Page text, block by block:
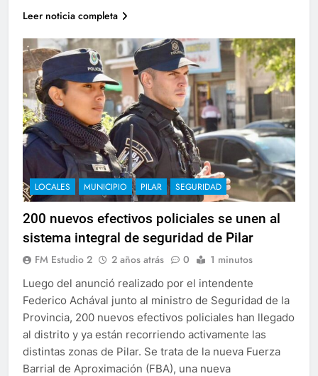
Leer noticia completa
LOCALES MUNICIPIO PILAR SEGURIDAD
200 nuevos efectivos policiales se unen al
sistema integral de seguridad de Pilar
FM Estudio 2 2 años atrás 0 1 minutos
Luego del anunció realizado por el intendente
Federico Achával junto al ministro de Seguridad de la
Provincia, 200 nuevos efectivos policiales han llegado
al distrito y ya están recorriendo activamente las
distintas zonas de Pilar. Se trata de la nueva Fuerza
Barrial de Aproximación (FBA), una nueva